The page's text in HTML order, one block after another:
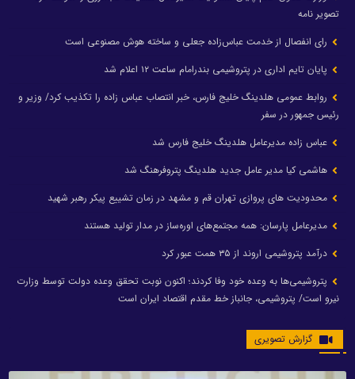
تصویر نامه
رای انفصال از خدمت عباس‌زاده جعلی و ساخته هوش مصنوعی است
پایان تایم اداری در پتروشیمی بندرامام ساعت ۱۲ اعلام شد
روابط عمومی هلدینگ خلیج فارس، خبر انتصاب عباس زاده را تکذیب کرد/ وزیر و
رئیس جمهور در سفر
عباس زاده مدیرعامل هلدینگ خلیج فارس شد
هاشمی کیا مدیر عامل جدید هلدینگ پتروفرهنگ شد
محدودیت های پروازی تهران قم و مشهد در زمان تشییع پیکر رهبر شهید
مدیرعامل پارسان: همه مجتمع‌های اوره‌ساز در مدار تولید هستند
درآمد پتروشیمی اروند از ۳۵ همت عبور کرد
پتروشیمی‌ها به وعده خود وفا کردند؛ اکنون نوبت تحقق وعده دولت توسط وزارت
نیرو است/ پتروشیمی، جانباز خط مقدم اقتصاد ایران است
گزارش تصویری